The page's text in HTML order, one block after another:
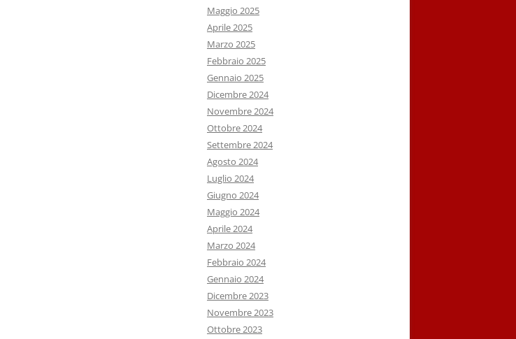
Maggio 2025
Aprile 2025
Marzo 2025
Febbraio 2025
Gennaio 2025
Dicembre 2024
Novembre 2024
Ottobre 2024
Settembre 2024
Agosto 2024
Luglio 2024
Giugno 2024
Maggio 2024
Aprile 2024
Marzo 2024
Febbraio 2024
Gennaio 2024
Dicembre 2023
Novembre 2023
Ottobre 2023